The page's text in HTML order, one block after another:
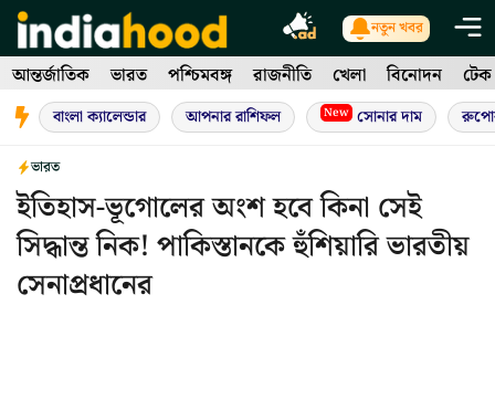
Skip
to
content
নতুন খবর
আন্তর্জাতিক ভারত পশ্চিমবঙ্গ রাজনীতি খেলা বিনোদন টেক
বাংলা ক্যালেন্ডার আপনার রাশিফল New সোনার দাম
ভারত
ইতিহাস-ভূগোলের অংশ হবে কিনা সেই
সিদ্ধান্ত নিক! পাকিস্তানকে হুঁশিয়ারি ভারতীয়
সেনাপ্রধানের